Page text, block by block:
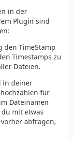
in der
Plugin sind
den TimeStamp
Timestamps zu
Dateien.
in deiner
für
Dateinamen
mit etwas
abfragen,